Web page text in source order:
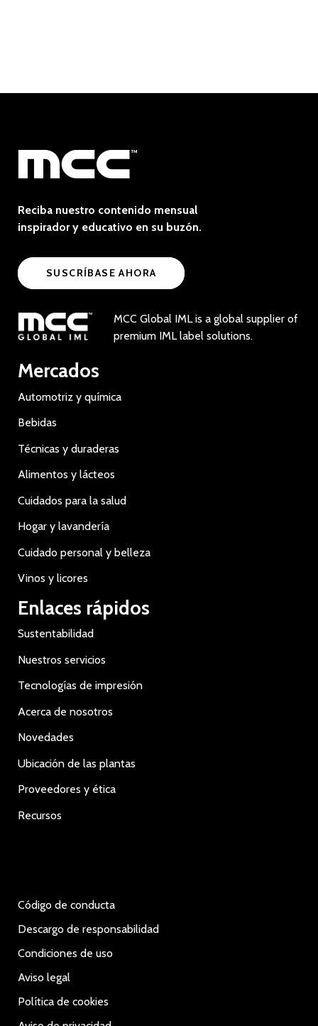
Reciba nuestro contenido mensual
inspirador y educativo en su buzón.
SUSCRÍBASE AHORA
MCC Global IML is a global supplier of
premium IML label solutions.
Mercados
Automotriz y química
Bebidas
Técnicas y duraderas
Alimentos y lácteos
Cuidados para la salud
Hogar y lavandería
Cuidado personal y belleza
Vinos y licores
Enlaces rápidos
Sustentabilidad
Nuestros servicios
Tecnologías de impresión
Acerca de nosotros
Novedades
Ubicación de las plantas
Proveedores y ética
Recursos
Código de conducta
Descargo de responsabilidad
Condiciones de uso
Aviso legal
Política de cookies